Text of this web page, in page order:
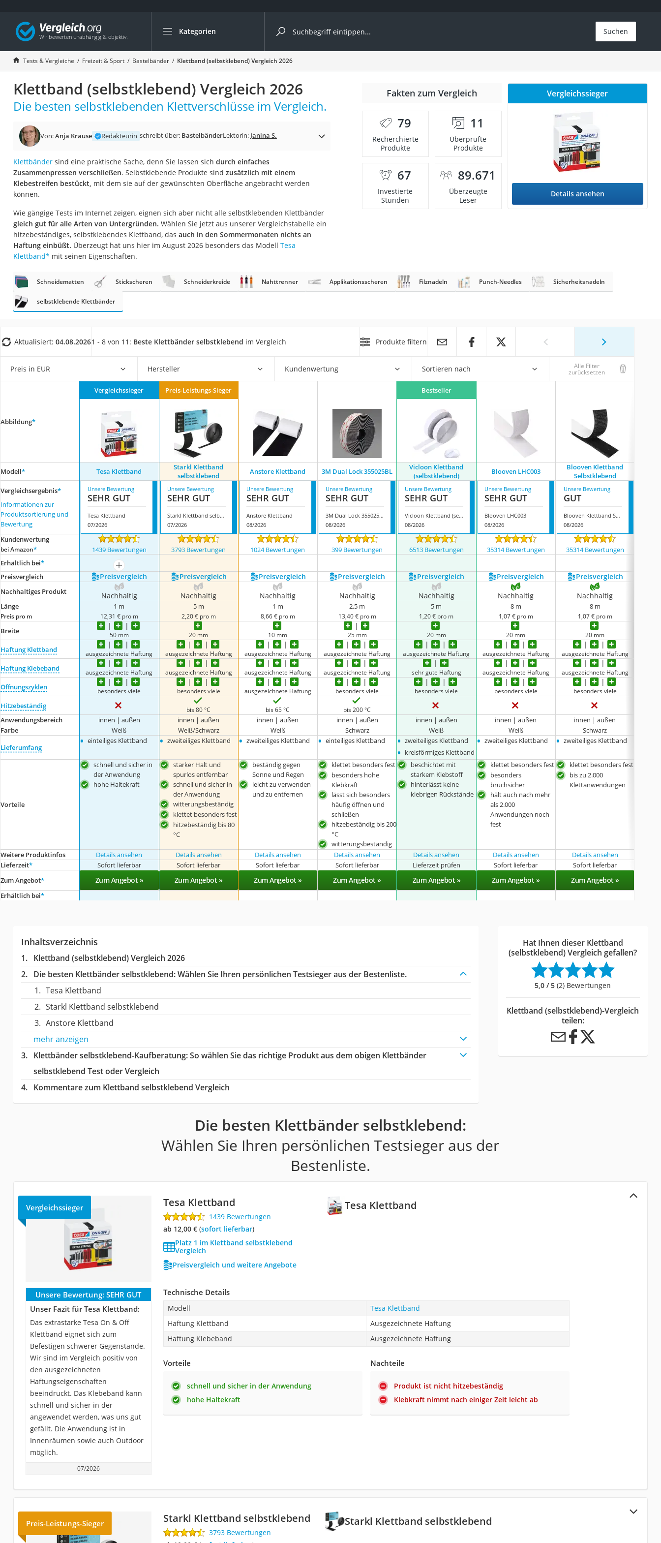
Kategorien
Die beliebtesten Vergleiche nach Kategorie
Freizeit & Sport
Gartentrampolin
Trampolin
Metalldetektor
Trampolin 366 cm
Aluminium-Koffer
Futterboot
E-Bike-Dreirad
Trekkingschuhe Herren
Reisetasche mit Rollen
Koffer
Nachtsichtgerät
Vibrationsplatte
Sicherheitsweste Reiten
Service
Suchen
Tests & Vergleiche Freizeit & Sport Bastelbänder Klettband (selbstklebend) Vergleich 2026
Klettband (selbstklebend) Vergleich 2026
Die besten selbstklebenden Klettverschlüsse im Vergleich.
Von:Anja Krause Redakteurin schreibt über: BastelbänderLektorin: Janina S.
Klettbändersind eine praktische Sache, denn Sie lassen sich durch einfaches
Zusammenpressen verschließen. Selbstklebende Produkte sind zusätzlich mit einem
Klebestreifen bestückt, mit dem sie auf der gewünschten Oberfläche angebracht werden
können.
Wie gängige Tests im Internet zeigen, eignen sich aber nicht alle selbstklebenden Klettbänder
gleich gut für alle Arten von Untergründen. Wählen Sie jetzt aus unserer Vergleichstabelle ein
hitzebeständiges, selbstklebendes Klettband, das auch in den Sommermonaten nichts an
Haftung einbüßt. Überzeugt hat uns hier im August 2026 besonders das Modell Tesa
Klettband* mit seinen Eigenschaften.
Fakten zum Vergleich
79
Recherchierte
Produkte
11
Überprüfte
Produkte
67
Investierte
Stunden
89.671
Überzeugte
Leser
Vergleichssieger
Details ansehen
Schneidematten Stickscheren Schneiderkreide Nahttrenner Applikationsscheren Filznadeln Punch-Needles Sicherheitsnadeln
selbstklebende Klettbänder
Aktualisiert: 04.08.20261 - 8 von 11: Beste Klettbänder selbstklebend im Vergleich Produkte filtern
Preis in EUR Hersteller Kundenwertung Sortieren nach Alle Filter
zurücksetzen
Abbildung*
Vergleichssieger Preis-Leistungs-Sieger Bestseller
Modell* Tesa Klettband
Starkl Klettband
selbstklebend
Anstore Klettband 3M Dual Lock 355025BL
Vicloon Klettband
(selbstklebend)
Blooven LHC003
Blooven Klettband
Selbstklebend
Vergleichsergebnis*
Informationen zur
Produktsortierung und
Bewertung
Unsere Bewertung
SEHR GUT
Tesa Klettband
07/2026
Unsere Bewertung
SEHR GUT
Starkl Klettband selbstklebend
07/2026
Unsere Bewertung
SEHR GUT
Anstore Klettband
08/2026
Unsere Bewertung
SEHR GUT
3M Dual Lock 355025BL
08/2026
Unsere Bewertung
SEHR GUT
Vicloon Klettband (selbstklebend)
08/2026
Unsere Bewertung
SEHR GUT
Blooven LHC003
08/2026
Unsere Bewertung
GUT
Blooven Klettband Selbstklebend
08/2026
Kundenwertung
bei Amazon* 1439 Bewertungen 3793 Bewertungen 1024 Bewertungen 399 Bewertungen 6513 Bewertungen 35314 Bewertungen 35314 Bewertungen
Erhältlich bei*
mehr anzeigen
Preis­vergleich
Preis­vergleich Preis­vergleich Preis­vergleich Preis­vergleich Preis­vergleich Preis­vergleich Preis­vergleich
Nachhaltiges Produkt Nachhaltig Nachhaltig Nachhaltig Nachhaltig Nachhaltig Nachhaltig Nachhaltig
Länge
Preis pro m
1 m
12,31 € pro m
5 m
2,20 € pro m
1 m
8,66 € pro m
2,5 m
13,40 € pro m
5 m
1,20 € pro m
8 m
1,07 € pro m
8 m
1,07 € pro m
Breite 50 mm 20 mm 10 mm 25 mm 20 mm 20 mm 20 mm
Haftung Klettband ausgezeichnete Haftung ausgezeichnete Haftung ausgezeichnete Haftung ausgezeichnete Haftung ausgezeichnete Haftung ausgezeichnete Haftung ausgezeichnete Haftung
Haftung Klebeband ausgezeichnete Haftung ausgezeichnete Haftung ausgezeichnete Haftung ausgezeichnete Haftung sehr gute Haftung ausgezeichnete Haftung ausgezeichnete Haftung
Öffnungszyklen besonders viele besonders viele ausgezeichnete Haftung besonders viele besonders viele besonders viele besonders viele
Hitzebeständig bis 80 °C bis 65 °C bis 200 °C
Anwendungsbereich innen | außen innen | außen innen | außen innen | außen innen | außen innen | außen innen | außen
Farbe
Weiß Weiß/Schwarz Weiß Schwarz Weiß Weiß
Schwarz
Lieferumfang
• einteiliges Klettband • zweiteiliges Klettband • zweiteiliges Klettband • einteiliges Klettband • zweiteiliges Klettband
• kreisförmiges Klettband
• zweiteiliges Klettband • zweiteiliges Klettband
Vorteile
schnell und sicher in
der Anwendung
hohe Haltekraft
starker Halt und
spurlos entfernbar
schnell und sicher in
der Anwendung
witterungsbeständig
klettet besonders fest
hitzebeständig bis 80
°C
beständig gegen
Sonne und Regen
leicht zu verwenden
und zu entfernen
klettet besonders fest
besonders hohe
Klebkraft
lässt sich besonders
häufig öffnen und
schließen
hitzebeständig bis 200
°C
witterungsbeständig
beschichtet mit
starkem Klebstoff
hinterlässt keine
klebrigen Rückstände
klettet besonders fest
besonders
bruchsicher
hält auch nach mehr
als 2.000
Anwendungen noch
fest
klettet besonders fest
bis zu 2.000
Klettanwendungen
Weitere Produktinfos Details ansehen Details ansehen Details ansehen Details ansehen Details ansehen Details ansehen
Details ansehen
Lieferzeit* Sofort lieferbar Sofort lieferbar Sofort lieferbar Sofort lieferbar Lieferzeit prüfen Sofort lieferbar Sofort lieferbar
Zum Angebot* Zum Angebot » Zum Angebot » Zum Angebot » Zum Angebot » Zum Angebot » Zum Angebot » Zum Angebot »
Erhältlich bei*
Inhaltsverzeichnis
Klettband (selbstklebend) Vergleich 2026
Die besten Klettbänder selbstklebend:Wählen Sie Ihren persönlichen Testsieger aus der Bestenliste.
Tesa Klettband
Starkl Klettband selbstklebend
Anstore Klettband
mehr anzeigen
Klettbänder selbstklebend-Kaufberatung: So wählen Sie das richtige Produkt aus dem obigen Klettbänder
selbstklebend Test oder Vergleich
Kommentare zum Klettband selbstklebend Vergleich
Hat Ihnen dieser Klettband
(selbstklebend) Vergleich gefallen?
5,0 / 5 (2) Bewertungen
Klettband (selbstklebend)-Vergleich
teilen:
Die besten Klettbänder selbstklebend:
Wählen Sie Ihren persönlichen Testsieger aus der
Bestenliste.
Tesa Klettband
Vergleichssieger Tesa Klettband
1439 Bewertungen
ab 12,00 €( Sofort lieferbar)
Platz 1 im Klettband selbstklebend
Vergleich
Preisvergleich und weitere Angebote
Unsere Bewertung: SEHR GUT
Unser Fazit für Tesa Klettband:
Das extrastarke Tesa On & Off
Klettband eignet sich zum
Befestigen schwerer Gegenstände.
Wir sind im Vergleich positiv von
den ausgezeichneten
Haftungseigenschaften
beeindruckt. Das Klebeband kann
schnell und sicher in der
angewendet werden, was uns gut
gefällt. Die Anwendung ist in
Innenräumen sowie auch Outdoor
möglich.
07/2026
Technische Details
Modell
Tesa Klettband
Haftung Klettband
Ausgezeichnete Haftung
Haftung Klebeband
Ausgezeichnete Haftung
Vorteile
schnell und sicher in der Anwendung
hohe Haltekraft
Nachteile
Produkt ist nicht hitzebeständig
Klebkraft nimmt nach einiger Zeit leicht ab
Starkl Klettband selbstklebend
Preis-Leistungs-Sieger Starkl Klettband selbstklebend
3793 Bewertungen